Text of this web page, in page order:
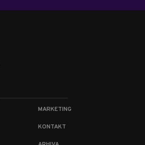
MARKETING
KONTAKT